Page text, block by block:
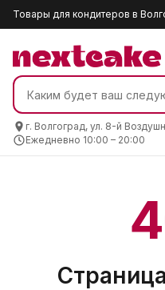
Товары для кондитеров в
г. Волгоград, ул. 8-й
Ежедневно 10:00 – 20:00